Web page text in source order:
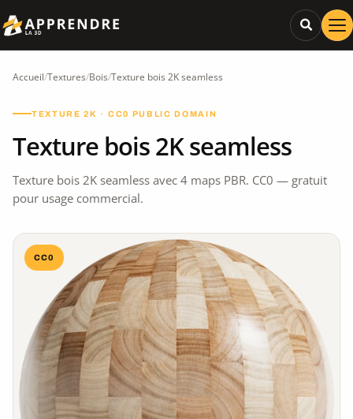
Accueil/Textures/Bois/Texture bois 2K seamless
TEXTURE 2K · CC0 PUBLIC DOMAIN
Texture bois 2K seamless
Texture bois 2K seamless avec 4 maps PBR. CC0 — gratuit
pour usage commercial.
CC0